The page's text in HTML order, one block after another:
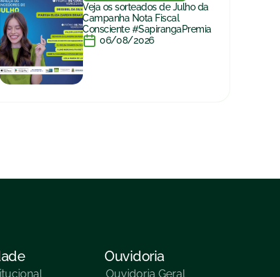
Veja os sorteados de Julho da
Campanha Nota Fiscal
Consciente #SapirangaPremia
06/08/2026
Ouvidoria
Ouvidoria Geral